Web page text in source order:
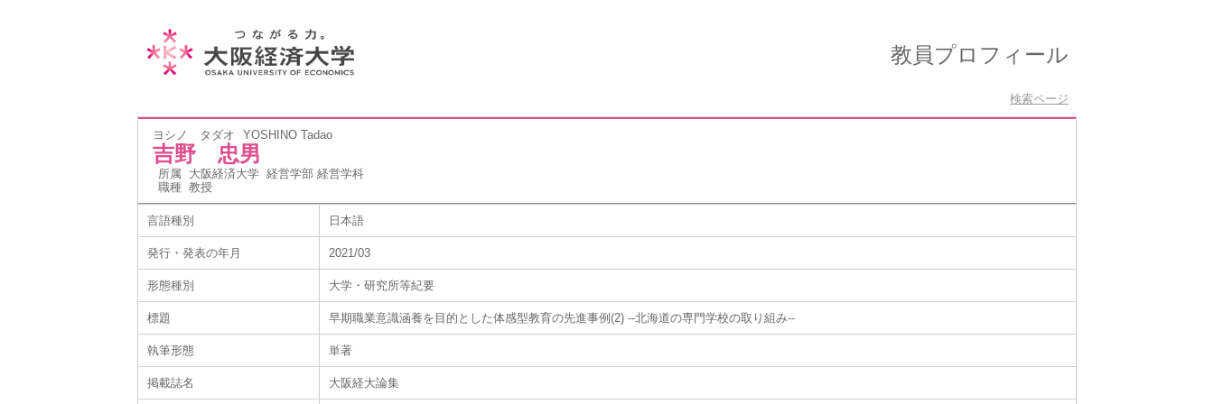
教員プロフィール
検索ページ
ヨシノ タダオ YOSHINO Tadao
吉野 忠男
所属 大阪経済大学 経営学部 経営学科
職種 教授
言語種別 日本語
発行・発表の年月 2021/03
形態種別 大学・研究所等紀要
標題 早期職業意識涵養を目的とした体感型教育の先進事例(2) --北海道の専門学校の取り組み--
執筆形態 単著
掲載誌名 大阪経大論集